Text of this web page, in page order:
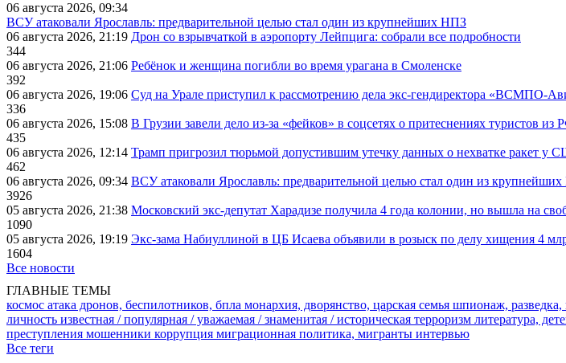
06 августа 2026, 09:34
ВСУ атаковали Ярославль: предварительной целью стал один из крупнейших НПЗ
06 августа 2026, 21:19 Дрон со взрывчаткой в аэропорту Лейпцига: собрали все подробности
344
06 августа 2026, 21:06 Ребёнок и женщина погибли во время урагана в Смоленске
392
06 августа 2026, 19:06 Суд на Урале приступил к рассмотрению дела экс-гендиректора «ВСМПО-
336
06 августа 2026, 15:08 В Грузии завели дело из-за «фейков» в соцсетях о притеснениях туристов из
435
06 августа 2026, 12:14 Трамп пригрозил тюрьмой допустившим утечку данных о нехватке ракет у
462
06 августа 2026, 09:34 ВСУ атаковали Ярославль: предварительной целью стал один из
3926
05 августа 2026, 21:38 Московский экс-депутат Харадизе получила 4 года колонии, но вышла на
1090
05 августа 2026, 19:19 Экс-зама Набиуллиной в ЦБ Исаева объявили в розыск по делу хищения 4
1604
Все новости
ГЛАВНЫЕ ТЕМЫ
космос атака дронов, беспилотников, бпла монархия, дворянство, царская семья шпионаж, разведка,
личность известная / популярная / уважаемая / знаменитая / историческая терроризм литература,
преступления мошенники коррупция миграционная политика, мигранты интервью
Все теги